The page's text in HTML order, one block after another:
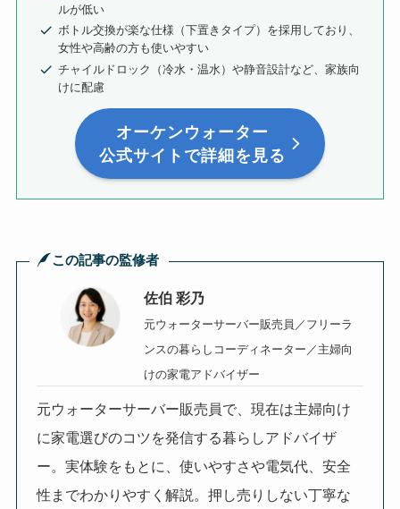
ルが低い
ボトル交換が楽な仕様（下置きタイプ）を採用しており、
女性や高齢の方も使いやすい
チャイルドロック（冷水・温水）や静音設計など、家族向
けに配慮
オーケンウォーター
公式サイトで詳細を見る
この記事の監修者
佐伯 彩乃
元ウォーターサーバー販売員／ フリーラ
ンスの暮らしコーディネーター／主婦向
けの家電アドバイザー
元ウォーターサーバー販売員で、現在は主婦向け
に家電選びのコツを発信する暮らしアドバイザ
ー。実体験をもとに、使いやすさや電気代、安全
性までわかりやすく解説。押し売りしない丁寧な